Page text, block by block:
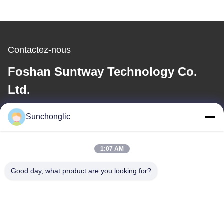
Contactez-nous
Foshan Suntway Technology Co.
Ltd.
E-mail
Notre adresse
Sunchonglic
1:07 AM
Good day, what product are you looking for?